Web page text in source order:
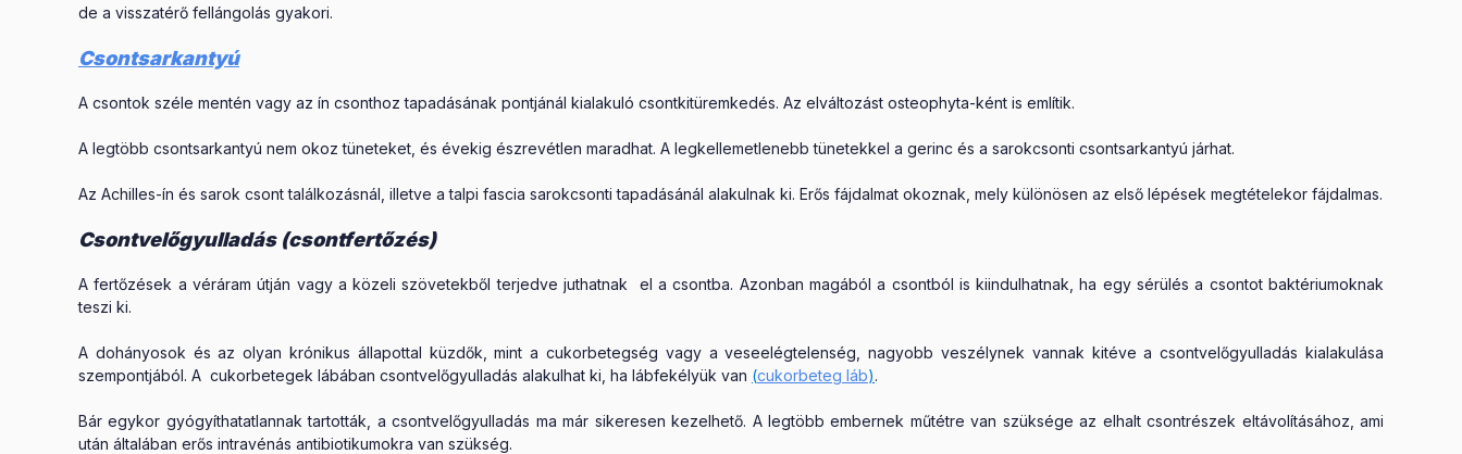
de a visszatérő fellángolás gyakori.
Csontsarkantyú
A csontok széle mentén vagy az ín csonthoz tapadásának pontjánál kialakuló csontkitüremkedés. Az elváltozást osteophyta-ként is említik.
A legtöbb csontsarkantyú nem okoz tüneteket, és évekig észrevétlen maradhat. A legkellemetlenebb tünetekkel a gerinc és a sarokcsonti csontsarkantyú járhat.
Az Achilles-ín és sarok csont találkozásnál, illetve a talpi fascia sarokcsonti tapadásánál alakulnak ki. Erős fájdalmat okoznak, mely különösen az első lépések megtételekor fájdalmas.
Csontvelőgyulladás (csontfertőzés)
A fertőzések a véráram útján vagy a közeli szövetekből terjedve juthatnak el a csontba. Azonban magából a csontból is kiindulhatnak, ha egy sérülés a csontot baktériumoknak
teszi ki.
A dohányosok és az olyan krónikus állapottal küzdők, mint a cukorbetegség vagy a veseelégtelenség, nagyobb veszélynek vannak kitéve a csontvelőgyulladás kialakulása
szempontjából. A cukorbetegek lábában csontvelőgyulladás alakulhat ki, ha lábfekélyük van (cukorbeteg láb).
Bár egykor gyógyíthatatlannak tartották, a csontvelőgyulladás ma már sikeresen kezelhető. A legtöbb embernek műtétre van szüksége az elhalt csontrészek eltávolításához, ami
után általában erős intravénás antibiotikumokra van szükség.